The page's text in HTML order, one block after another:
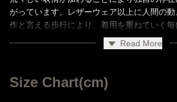
がっています。レザーウェア以上に人間の
作と言える歩行により、着用を重ねていく
らかく変化し、履き心地の向上はもちろん、
着々形成されていきます。経年による変化を
濡れた地面でも安心な強力なグリップ力が特
#186C【SPHIKE】"MEGA GRIP"シリーズの
Read More
Size Chart(cm)